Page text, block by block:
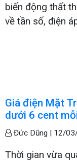
biến động thất
về tần số, điện
Giá điện Mặt
dưới 6 cent
Đức Dũng | 12/
Thời gian vừa